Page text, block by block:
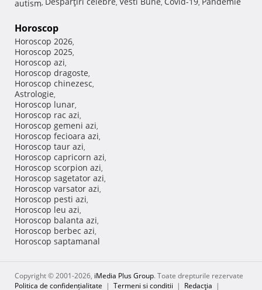
autism, , , ,
Horoscop
Horoscop 2026,
Horoscop 2025,
Horoscop azi,
Horoscop dragoste,
Horoscop chinezesc,
Astrologie,
Horoscop lunar,
Horoscop rac azi,
Horoscop gemeni azi,
Horoscop fecioara azi,
Horoscop taur azi,
Horoscop capricorn azi,
Horoscop scorpion azi,
Horoscop sagetator azi,
Horoscop varsator azi,
Horoscop pesti azi,
Horoscop leu azi,
Horoscop balanta azi,
Horoscop berbec azi,
Horoscop saptamanal
Copyright © 2001-2026, iMedia Plus Group. Toate drepturile rezervate
Politica de confidențialitate | Termeni si conditii | Redacţia |